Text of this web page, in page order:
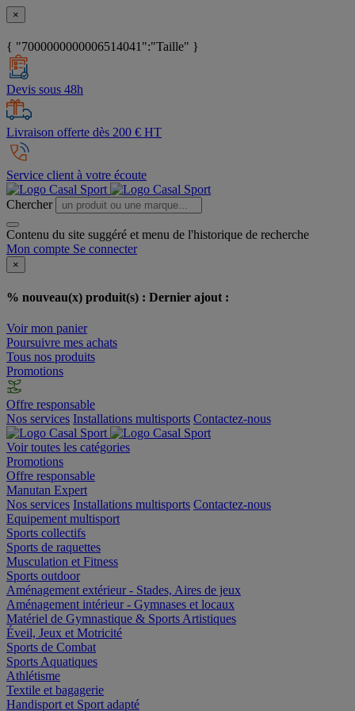
×
{ "7000000000006514041":"Taille" }
Devis sous 48h
Livraison offerte dès 200 € HT
Service client à votre écoute
Chercher
Contenu du site suggéré et menu de l'historique de recherche
Mon compte Se connecter
×
% nouveau(x) produit(s) : Dernier ajout :
Voir mon panier
Poursuivre mes achats
Tous nos produits
Promotions
Offre responsable
Nos services Installations multisports Contactez-nous
Voir toutes les catégories
Promotions
Offre responsable
Manutan Expert
Nos services Installations multisports Contactez-nous
Equipement multisport
Sports collectifs
Sports de raquettes
Musculation et Fitness
Sports outdoor
Aménagement extérieur - Stades, Aires de jeux
Aménagement intérieur - Gymnases et locaux
Matériel de Gymnastique & Sports Artistiques
Éveil, Jeux et Motricité
Sports de Combat
Sports Aquatiques
Athlétisme
Textile et bagagerie
Handisport et Sport adapté